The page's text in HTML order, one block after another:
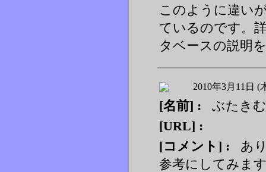
このように違い
ているのです。
タベースの説明
2010年3月11日 (
[名前] : ぶたきむ
[URL] :
[コメント] : あ
参考にしてみま